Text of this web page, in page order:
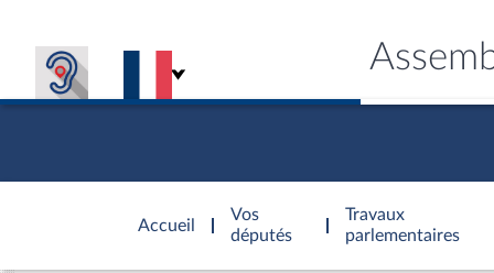
Accueil
d'accueil
Vos
députés
Travaux
parlementaires